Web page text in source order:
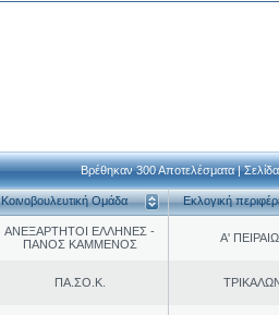
Βρέθηκαν 300 Αποτελέσματα |
Κοινοβουλευτική Ομάδα Εκλογική
ΑΝΕΞΑΡΤΗΤΟΙ ΕΛΛΗΝΕΣ -
ΠΑΝΟΣ ΚΑΜΜΕΝΟΣ
Α'
ΠΑ.ΣΟ.Κ.